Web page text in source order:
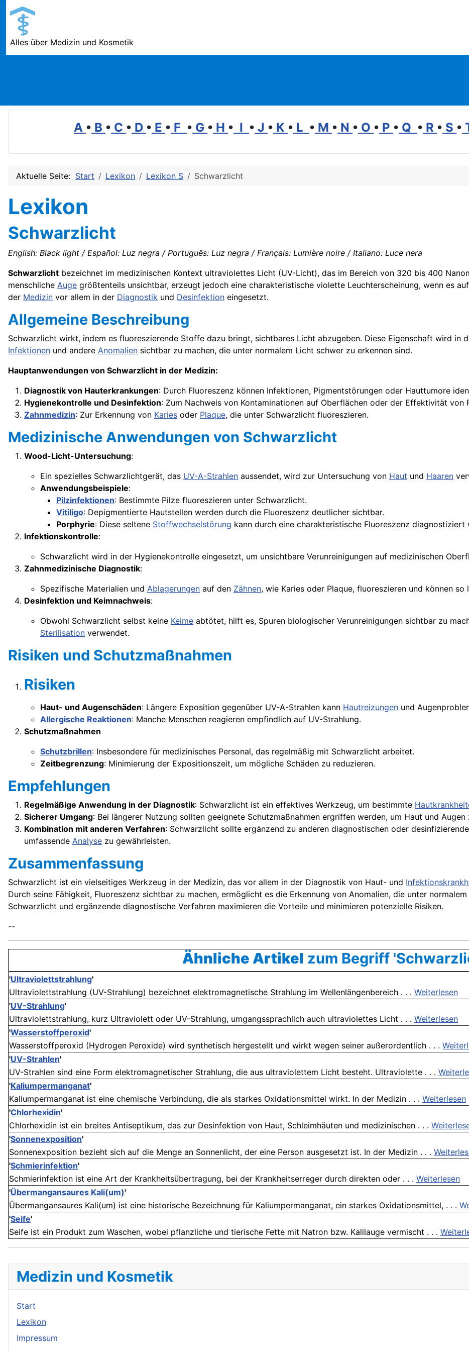
Alles über Medizin und Kosmetik
A • B • C • D • E • F • G • H • I • J • K • L • M • N • O • P • Q • R • S •
Aktuelle Seite: Start Lexikon Lexikon S Schwarzlicht
Lexikon
Schwarzlicht
English: Black light / Español: Luz negra / Português: Luz negra / Français: Lumière noire / Italiano: Luce nera
Schwarzlicht bezeichnet im medizinischen Kontext ultraviolettes Licht (UV-Licht), das im Bereich von 320 bis 400
menschliche Auge größtenteils unsichtbar, erzeugt jedoch eine charakteristische violette Leuchterscheinung, wenn es
der Medizin vor allem in der Diagnostik und Desinfektion eingesetzt.
Allgemeine Beschreibung
Schwarzlicht wirkt, indem es fluoreszierende Stoffe dazu bringt, sichtbares Licht abzugeben. Diese Eigenschaft wird in
Infektionen und andere Anomalien sichtbar zu machen, die unter normalem Licht schwer zu erkennen sind.
Hauptanwendungen von Schwarzlicht in der Medizin:
Diagnostik von Hauterkrankungen: Durch Fluoreszenz können Infektionen, Pigmentstörungen oder Hauttumore
Hygienekontrolle und Desinfektion: Zum Nachweis von Kontaminationen auf Oberflächen oder der Effektivität von
Zahnmedizin: Zur Erkennung von Karies oder Plaque, die unter Schwarzlicht fluoreszieren.
Medizinische Anwendungen von Schwarzlicht
Wood-Licht-Untersuchung:
Ein spezielles Schwarzlichtgerät, das UV-A-Strahlen aussendet, wird zur Untersuchung von Haut und Haaren
Anwendungsbeispiele:
Pilzinfektionen: Bestimmte Pilze fluoreszieren unter Schwarzlicht.
Vitiligo: Depigmentierte Hautstellen werden durch die Fluoreszenz deutlicher sichtbar.
Porphyrie: Diese seltene Stoffwechselstörung kann durch eine charakteristische Fluoreszenz diagnostiziert
Infektionskontrolle:
Schwarzlicht wird in der Hygienekontrolle eingesetzt, um unsichtbare Verunreinigungen auf medizinischen
Zahnmedizinische Diagnostik:
Spezifische Materialien und Ablagerungen auf den Zähnen, wie Karies oder Plaque, fluoreszieren und können
Desinfektion und Keimnachweis:
Obwohl Schwarzlicht selbst keine Keime abtötet, hilft es, Spuren biologischer Verunreinigungen sichtbar zu
Sterilisation verwendet.
Risiken und Schutzmaßnahmen
Risiken
Haut- und Augenschäden: Längere Exposition gegenüber UV-A-Strahlen kann Hautreizungen und
Allergische Reaktionen: Manche Menschen reagieren empfindlich auf UV-Strahlung.
Schutzmaßnahmen
Schutzbrillen: Insbesondere für medizinisches Personal, das regelmäßig mit Schwarzlicht arbeitet.
Zeitbegrenzung: Minimierung der Expositionszeit, um mögliche Schäden zu reduzieren.
Empfehlungen
Regelmäßige Anwendung in der Diagnostik: Schwarzlicht ist ein effektives Werkzeug, um bestimmte
Sicherer Umgang: Bei längerer Nutzung sollten geeignete Schutzmaßnahmen ergriffen werden, um Haut und Augen
Kombination mit anderen Verfahren: Schwarzlicht sollte ergänzend zu anderen diagnostischen oder
umfassende Analyse zu gewährleisten.
Zusammenfassung
Schwarzlicht ist ein vielseitiges Werkzeug in der Medizin, das vor allem in der Diagnostik von Haut- und
Durch seine Fähigkeit, Fluoreszenz sichtbar zu machen, ermöglicht es die Erkennung von Anomalien, die unter
Schwarzlicht und ergänzende diagnostische Verfahren maximieren die Vorteile und minimieren potenzielle Risiken.
--
Ähnliche Artikel zum Begriff
'Ultraviolettstrahlung'
Ultraviolettstrahlung (UV-Strahlung) bezeichnet elektromagnetische Strahlung im Wellenlängenbereich . . . Weiterlesen
'UV-Strahlung'
Ultraviolettstrahlung, kurz Ultraviolett oder UV-Strahlung, umgangssprachlich auch ultraviolettes Licht . . . Weiterlesen
'Wasserstoffperoxid'
Wasserstoffperoxid (Hydrogen Peroxide) wird synthetisch hergestellt und wirkt wegen seiner außerordentlich . . .
'UV-Strahlen'
UV-Strahlen sind eine Form elektromagnetischer Strahlung, die aus ultraviolettem Licht besteht. Ultraviolette . . .
'Kaliumpermanganat'
Kaliumpermanganat ist eine chemische Verbindung, die als starkes Oxidationsmittel wirkt. In der Medizin . . . Weiterlesen
'Chlorhexidin'
Chlorhexidin ist ein breites Antiseptikum, das zur Desinfektion von Haut, Schleimhäuten und medizinischen . . .
'Sonnenexposition'
Sonnenexposition bezieht sich auf die Menge an Sonnenlicht, der eine Person ausgesetzt ist. In der Medizin . . .
'Schmierinfektion'
Schmierinfektion ist eine Art der Krankheitsübertragung, bei der Krankheitserreger durch direkten oder . . . Weiterlesen
'Übermangansaures Kali(um)'
Übermangansaures Kali(um) ist eine historische Bezeichnung für Kaliumpermanganat, ein starkes Oxidationsmittel, . . .
'Seife'
Seife ist ein Produkt zum Waschen, wobei pflanzliche und tierische Fette mit Natron bzw. Kalilauge vermischt . . .
Medizin und Kosmetik
Start
Lexikon
Impressum